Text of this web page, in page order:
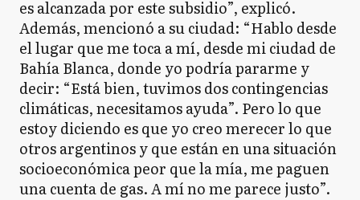
es alcanzada por este subsidio”, explicó.
Además, mencionó a su ciudad: “Hablo desde
el lugar que me toca a mí, desde mi ciudad de
Bahía Blanca, donde yo podría pararme y
decir: “Está bien, tuvimos dos contingencias
climáticas, necesitamos ayuda”. Pero lo que
estoy diciendo es que yo creo merecer lo que
otros argentinos y que están en una situación
socioeconómica peor que la mía, me paguen
una cuenta de gas. A mí no me parece justo”.